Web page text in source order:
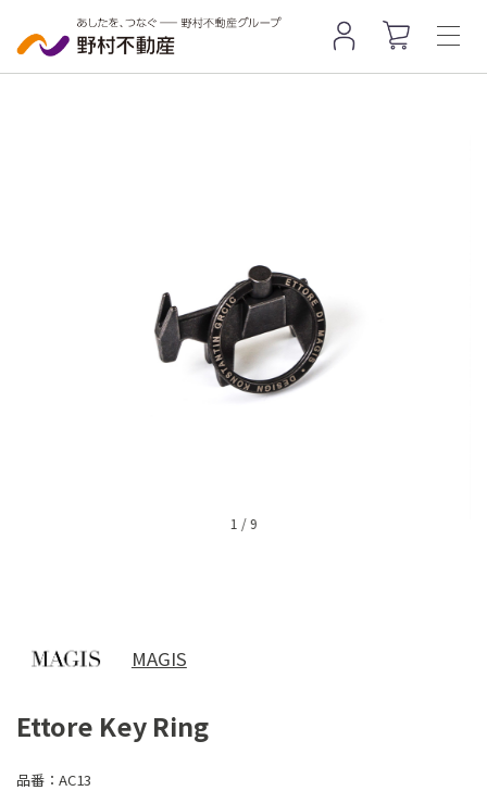
1 /9
MAGIS
Ettore Key Ring
品番： AC13